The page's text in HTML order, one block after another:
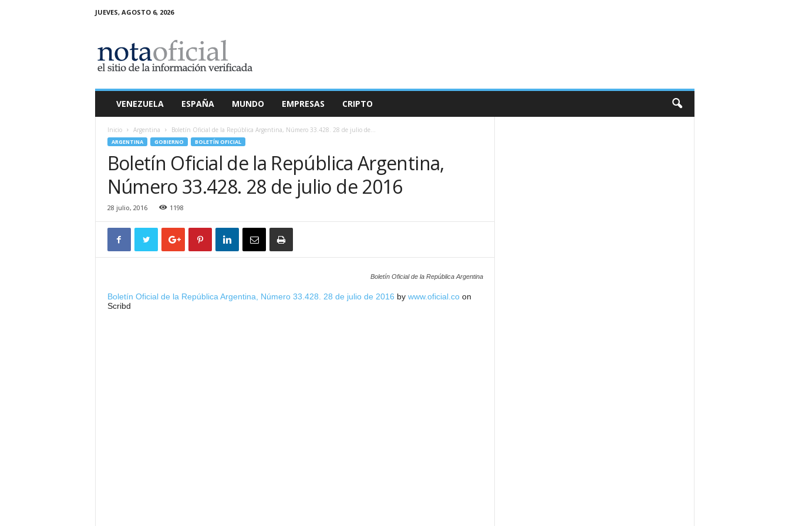
JUEVES, AGOSTO 6, 2026
a
O
VENEZUELA ESPAÑA MUNDO EMPRESAS CRIPTO
Inicio Argentina Boletín Oficial de la República Argentina, Número 33.428. 28 de julio de...
ARGENTINA GOBIERNO BOLETÍN OFICIAL
Boletín Oficial de la República Argentina,
Número 33.428. 28 de julio de 2016
28 julio, 2016 1198
Boletín Oficial de la República Argentina
Boletín Oficial de la República Argentina, Número 33.428. 28 de julio de 2016 by www.oficial.coon
Scribd